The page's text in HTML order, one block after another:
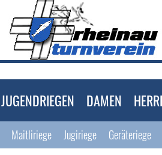
JUGENDRIEGEN DAMEN
Maitliriege Jugiriege Geräteriege